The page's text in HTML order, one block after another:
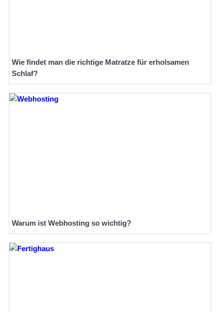
Wie findet man die richtige Matratze für erholsamen
Schlaf?
Warum ist Webhosting so wichtig?